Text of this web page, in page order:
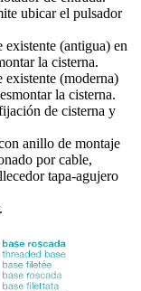
ubicar el pulsador
existente (antigua) en
la cisterna.
existente (moderna)
la cisterna.
de cisterna y
anillo de montaje
por cable,
tapa-agujero